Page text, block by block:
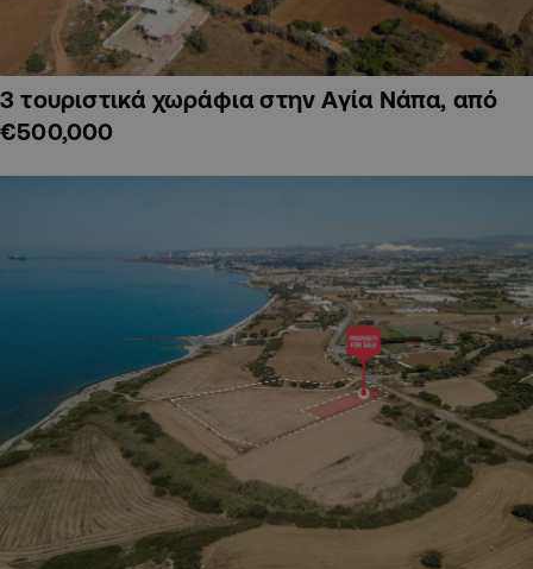
3 τουριστικά χωράφια στην Αγία Νάπα, από
€500,000